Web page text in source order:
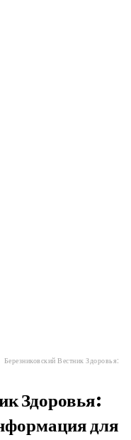
Березниковский Вестник Здоровья:
Здоровья:
для